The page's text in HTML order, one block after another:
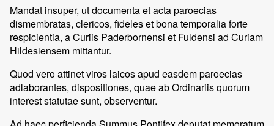
Mandat insuper, ut documenta et acta paroecias
dismembratas, clericos, fideles et bona temporalia forte
respicientia, a Curiis Paderbornensi et Fuldensi ad Curiam
Hildesiensem mittantur.
Quod vero attinet viros laicos apud easdem paroecias
adlaborantes, dispositiones, quae ab Ordinariis quorum
interest statutae sunt, observentur.